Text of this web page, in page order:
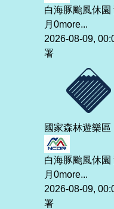
白海豚颱風休
月0more...
2026-08-09,
署
國家森林遊樂區
白海豚颱風休
月0more...
2026-08-09,
署